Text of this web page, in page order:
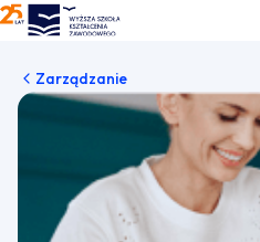
WSKZ - strona główna
Zarządzanie